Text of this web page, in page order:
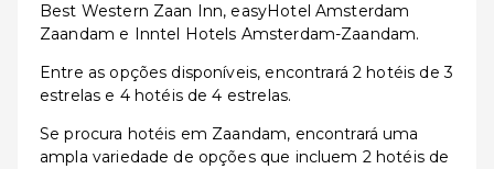
Best Western Zaan Inn, easyHotel Amsterdam
Zaandam e Inntel Hotels Amsterdam-Zaandam.
Entre as opções disponíveis, encontrará 2 hotéis de 3
estrelas e 4 hotéis de 4 estrelas.
Se procura hotéis em Zaandam, encontrará uma
ampla variedade de opções que incluem 2 hotéis de